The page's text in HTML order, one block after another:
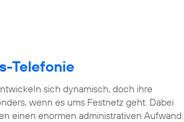
Telefonie
sich dynamisch, doch ihre
wenn es ums Festnetz geht. Dabei
einen enormen administrativen Aufwand.